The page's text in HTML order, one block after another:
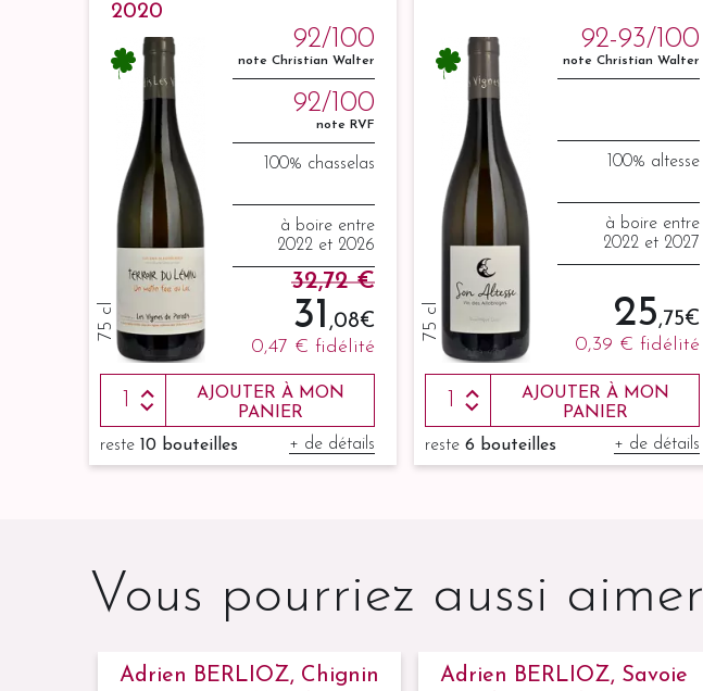
2020
75 cl
92/100
note Christian Walter
92/100
note RVF
100% chasselas
à boire entre
2022 et 2026
32,72 €
31 ,08 €
0,47 € fidélité
AJOUTER À MON
PANIER
reste 10 bouteilles + de détails
75 cl
92-93/100
note Christian Walter
100% altesse
à boire entre
2022 et 2027
25,75 €
0,39 € fidélité
AJOUTER À MON
PANIER
reste 6 bouteilles + de détails
Vous pourriez aussi aimer
Adrien BERLIOZ, Chignin
Adrien BERLIOZ, Savoie